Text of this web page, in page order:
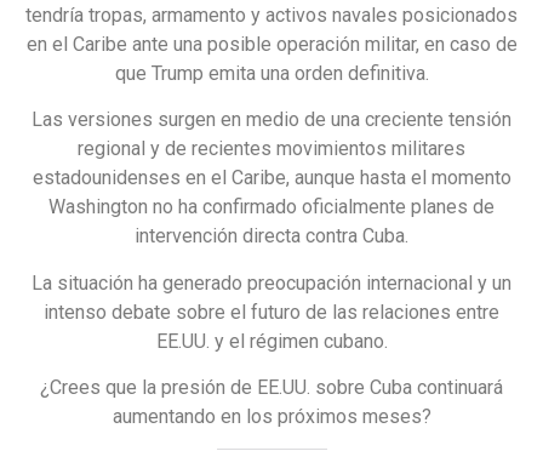
tendría tropas, armamento y activos navales posicionados
en el Caribe ante una posible operación militar, en caso de
que Trump emita una orden definitiva.
Las versiones surgen en medio de una creciente tensión
regional y de recientes movimientos militares
estadounidenses en el Caribe, aunque hasta el momento
Washington no ha confirmado oficialmente planes de
intervención directa contra Cuba.
La situación ha generado preocupación internacional y un
intenso debate sobre el futuro de las relaciones entre
EE.UU. y el régimen cubano.
¿Crees que la presión de EE.UU. sobre Cuba continuará
aumentando en los próximos meses?